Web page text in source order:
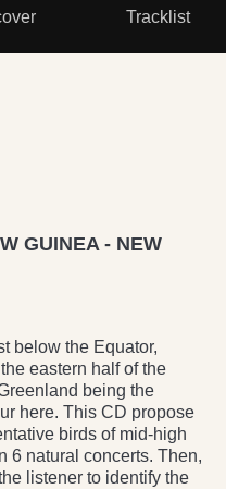
Tracklist
GUINEA - NEW
below the Equator,
eastern half of the
being the
here. This CD propose
birds of mid-high
6 natural concerts. Then,
listener to identify the